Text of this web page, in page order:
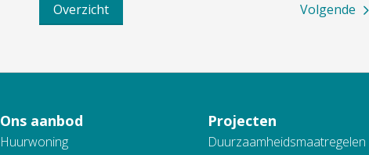
Volgende
Overzicht
Ons aanbod
Huurwoning
Projecten
Duurzaamheidsmaatregelen